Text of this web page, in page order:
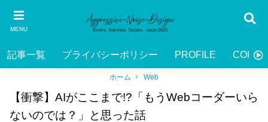
MENU
記事一覧 プライバシーポリシー PROFILE
ホーム Web
【衝撃】AIがここまで!?「もうWebコーダーいら
ないのでは？」と思った話